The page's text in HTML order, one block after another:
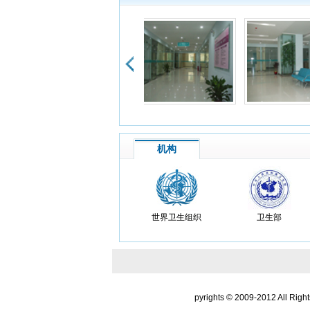
了胃
晚上
了，
度很
我妈
朋友
机构
世界卫生组织 卫生部
pyrights © 2009-2012 All